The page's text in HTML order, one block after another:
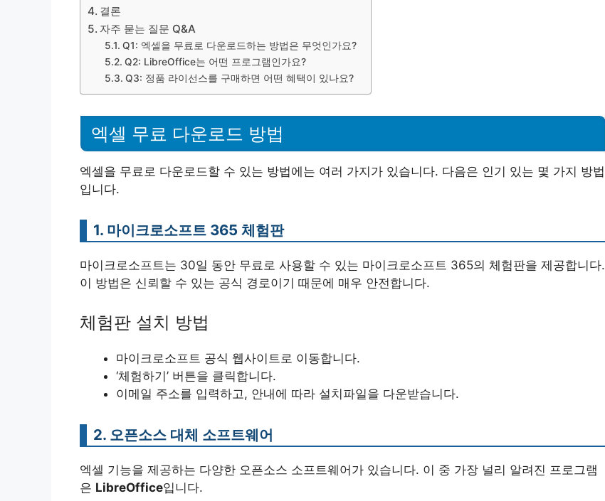
결론
자주 묻는 질문 Q&A
Q1: 엑셀을 무료로 다운로드하는 방법은 무엇인가요?
Q2: LibreOffice는 어떤 프로그램인가요?
Q3: 정품 라이선스를 구매하면 어떤 혜택이 있나요?
엑셀 무료 다운로드 방법
엑셀을 무료로 다운로드할 수 있는 방법에는 여러 가지가 있습니다. 다음은 인기 있는 몇 가지 방법
입니다.
1. 마이크로소프트 365 체험판
마이크로소프트는 30일 동안 무료로 사용할 수 있는 마이크로소프트 365의 체험판을 제공합니다.
이 방법은 신뢰할 수 있는 공식 경로이기 때문에 매우 안전합니다.
체험판 설치 방법
마이크로소프트 공식 웹사이트로 이동합니다.
‘체험하기’ 버튼을 클릭합니다.
이메일 주소를 입력하고, 안내에 따라 설치파일을 다운받습니다.
2. 오픈소스 대체 소프트웨어
엑셀 기능을 제공하는 다양한 오픈소스 소프트웨어가 있습니다. 이 중 가장 널리 알려진 프로그램
은 LibreOffice입니다.